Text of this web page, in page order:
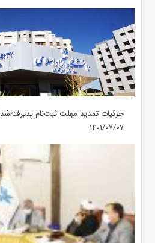
جزئیات تمدید مهلت ثبت‌نام
۱۴۰۱/۰۷/۰۷